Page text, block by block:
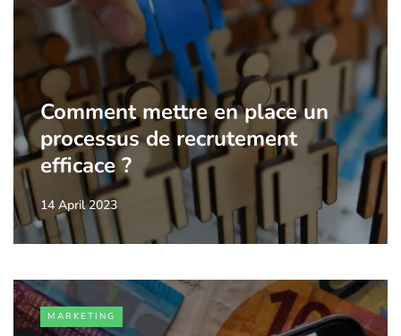
Comment mettre en place un
processus de recrutement
efficace ?
14 April 2023
MARKETING